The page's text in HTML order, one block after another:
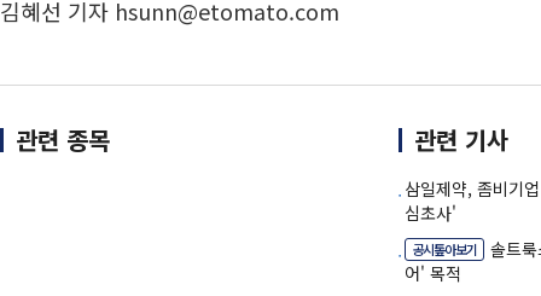
김혜선 기자 hsunn@etomato.com
관련 종목 관련 기사
삼일제약, 좀비기
심초사'
공시톺아보기
솔트
어' 목적